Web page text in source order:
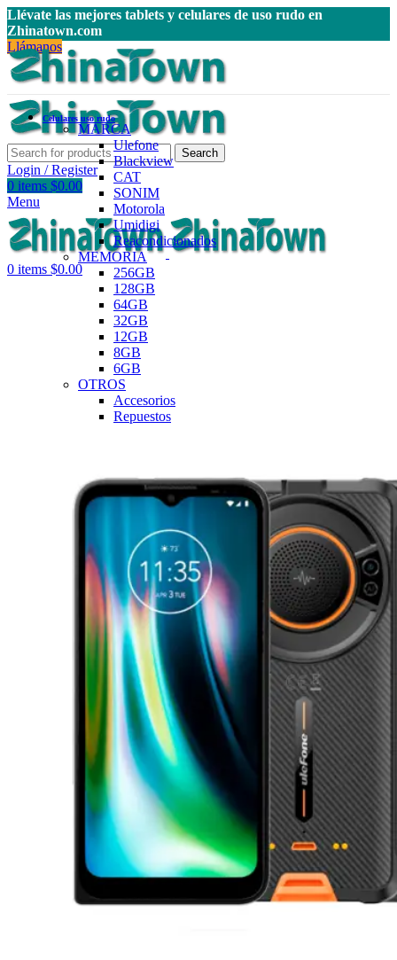
Llévate las mejores tablets y celulares de uso rudo en
Zhinatown.com
Llámanos
Search
Login / Register
0 items $0.00
Menu
0 items $0.00
Celulares uso rudo
MARCA
Ulefone
Blackview
CAT
SONIM
Motorola
Umidigi
Reacondicionados
MEMORIA
256GB
128GB
64GB
32GB
12GB
8GB
6GB
OTROS
Accesorios
Repuestos